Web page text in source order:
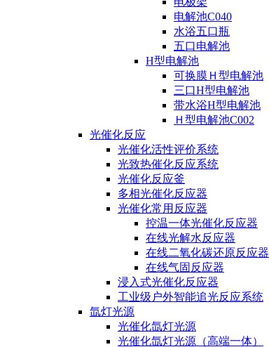
电解池C040
水浴五口瓶
五口电解池
H型电解池
可换膜Ｈ型电解池
三口H型电解池
带水浴H型电解池
Ｈ型电解池C002
光催化反应
光催化活性评价系统
光致热催化反应系统
光催化反应釜
多相光催化反应器
光催化常用反应器
控温一体光催化反应器
在线光解水反应器
在线二氧化碳还原反应器
在线气固反应器
浸入式光催化反应器
工业级户外智能追光反应系统
氙灯光源
光催化氙灯光源
光催化氙灯光源（高端一体）